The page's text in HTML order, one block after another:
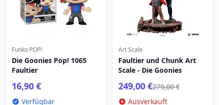
Funko POP!
Die Goonies Pop! 1065
Faultier
16,90 €
Verfügbar
Art Scale
Faultier und Chunk Art
Scale - Die Goonies
249,00 €279,00 €
Ausverkauft